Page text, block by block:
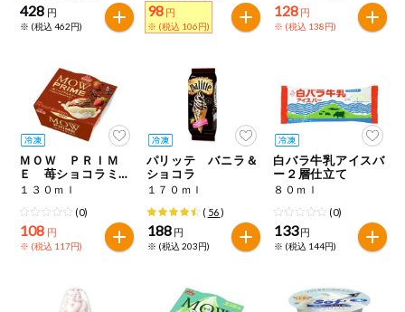
かんたん調理
ミールキット
組合員さんの
リクエスト
いいもんみっ
け
オーガニック
ズ関連
428 円
※ (税込 462円)
98 円
※ (税込 106円)
128 円
※ (税込 138円)
ＭＯＷ ＰＲＩＭ
Ｅ 苺ショコラミル
ク１３０ｍｌ
(0)
108 円
※ (税込 117円)
パリッテ バニラ＆
ショコラ
１７０ｍｌ
( 56)
188 円
※ (税込 203円)
白バラ牛乳アイスバ
ー２層仕立て
８０ｍｌ
(0)
133円
※ (税込 144円)